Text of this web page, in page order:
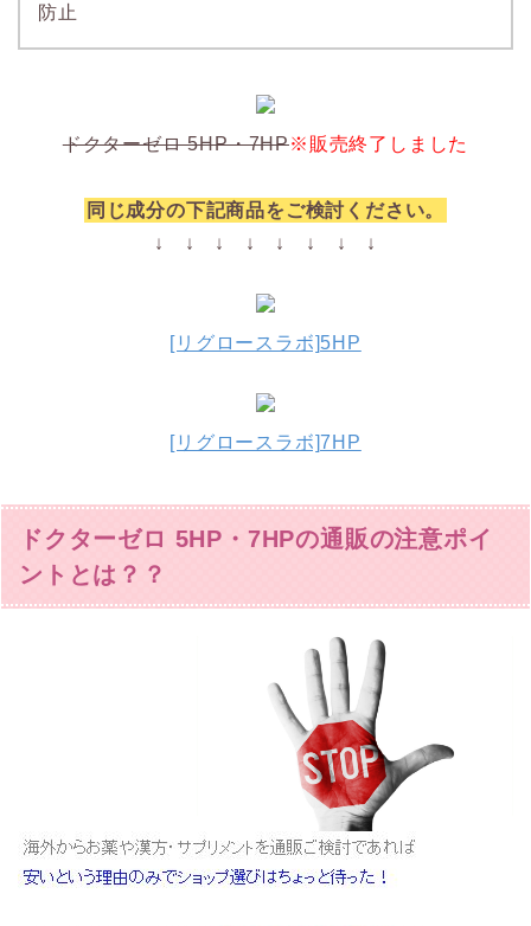
防止
ドクターゼロ 5HP・7HP※販売終了しました
同じ成分の下記商品をご検討ください。
↓ ↓ ↓ ↓ ↓ ↓ ↓ ↓
[リグロースラボ]5HP
[リグロースラボ]7HP
ドクターゼロ 5HP・7HPの通販の注意ポイ
ントとは？？